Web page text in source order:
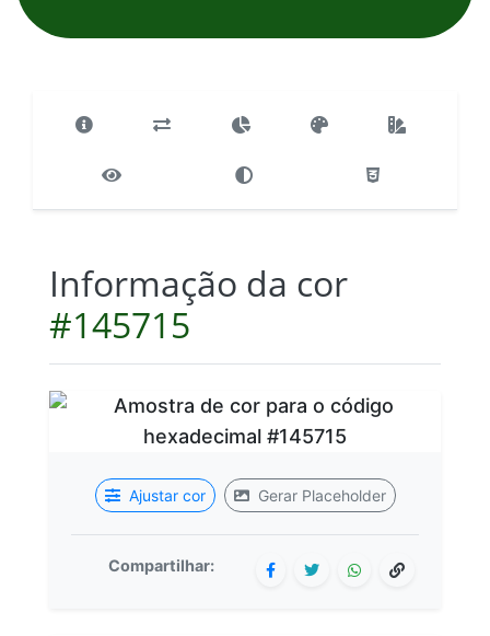
Informação da cor
#145715
Ajustar cor Gerar Placeholder
Compartilhar: